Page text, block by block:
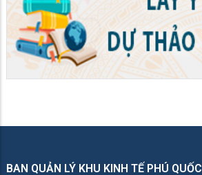
BAN QUẢN LÝ KHU KINH TẾ PHÚ QUỐC